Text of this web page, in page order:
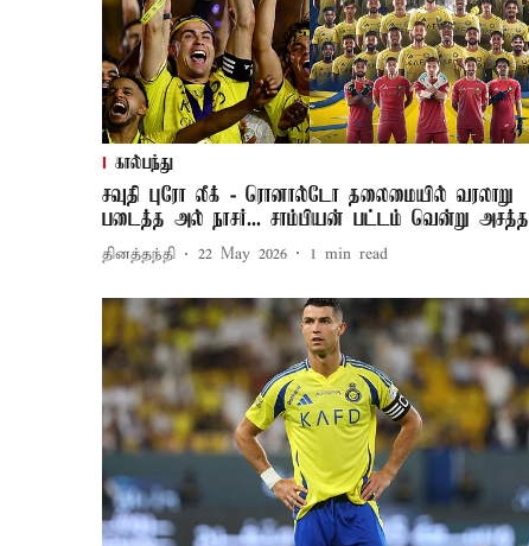
கால்பந்து
சவுதி புரோ லீக் - ரொனால்டோ தலைமையில் வரலாறு
படைத்த அல் நாசர்... சாம்பியன் பட்டம் வென்று
தினத்தந்தி 22 May 2026 1 min read